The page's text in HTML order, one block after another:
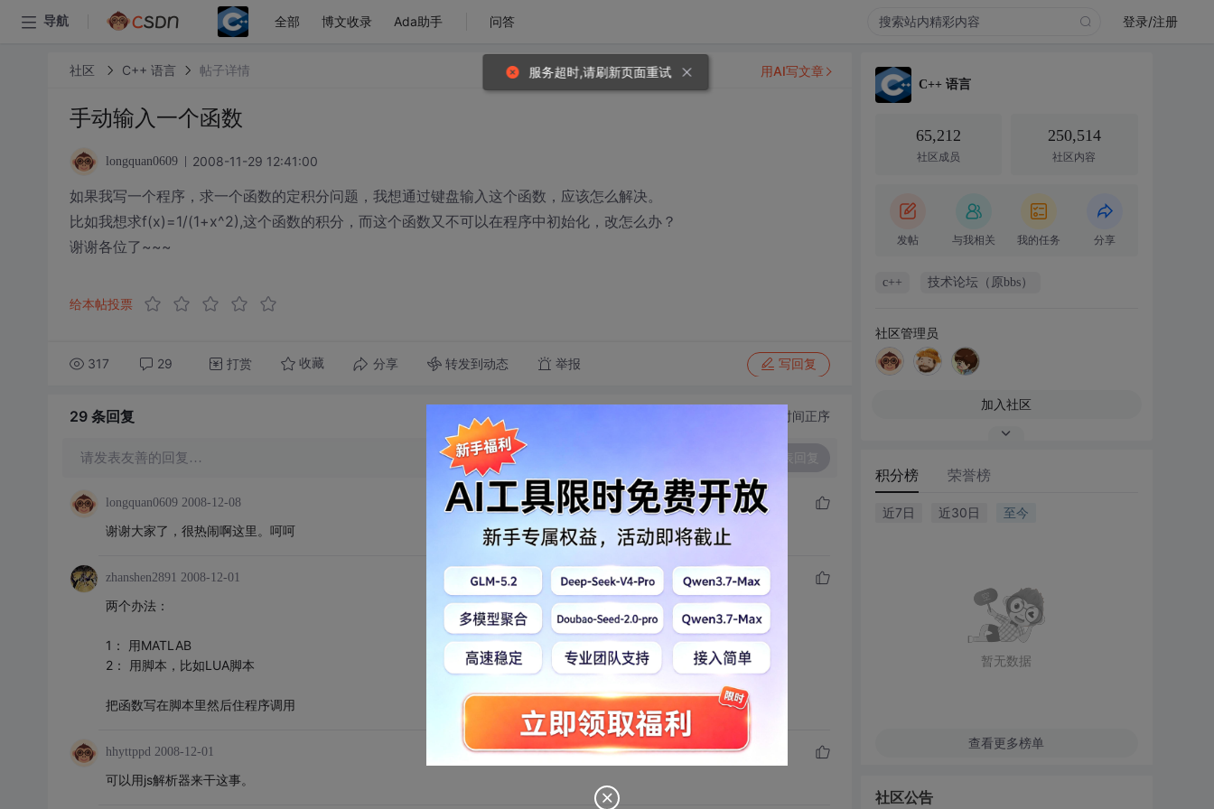
导航 全部 博文收录 Ada助手 问答 登录/注册
社区 C++ 语言 帖子详情
手动输入一个函数
longquan0609 2008-11-29 12:41:00
如果我写一个程序，求一个函数的定积分问题，我想通过键盘输入这个函数，应该怎么解决。
比如我想求f(x)=1/(1+x^2),这个函数的积分，而这个函数又不可以在程序中初始化，改怎么办？
谢谢各位了~~~
给本帖投票
317 29 打赏 收藏 分享 转发到动态 举报 写回复
用AI写文章
29 条回复 切换为时间正序
请发表友善的回复…
longquan0609 2008-12-08
谢谢大家了，很热闹啊这里。呵呵
zhanshen2891 2008-12-01
两个办法：
1： 用MATLAB
2： 用脚本，比如LUA脚本
把函数写在脚本里然后住程序调用
hhyttppd 2008-12-01
可以用js解析器来干这事。
C++ 语言
65,212
社区成员
250,514
社区内容
发帖 与我相关 我的任务 分享
c++ 技术论坛（原bbs）
社区管理员
加入社区
积分榜 荣誉榜
近7日 近30日 至今
暂无数据
查看更多榜单
社区公告
服务超时,请刷新页面重试